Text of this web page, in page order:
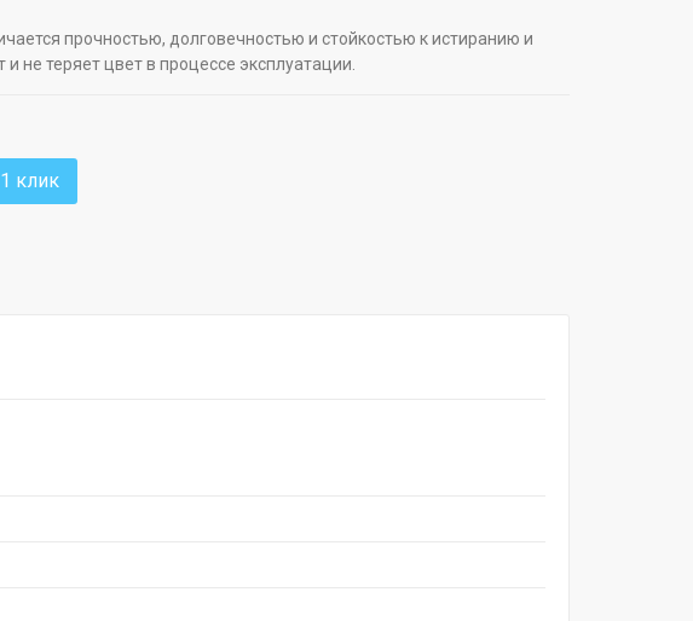
прочностью, долговечностью и стойкостью к истиранию и
не теряет цвет в процессе эксплуатации.
клик